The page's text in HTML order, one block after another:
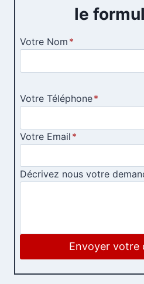
le
Votre Nom *
Votre Téléphone*
Votre Email *
Décrivez nous votre
Envoyer votre